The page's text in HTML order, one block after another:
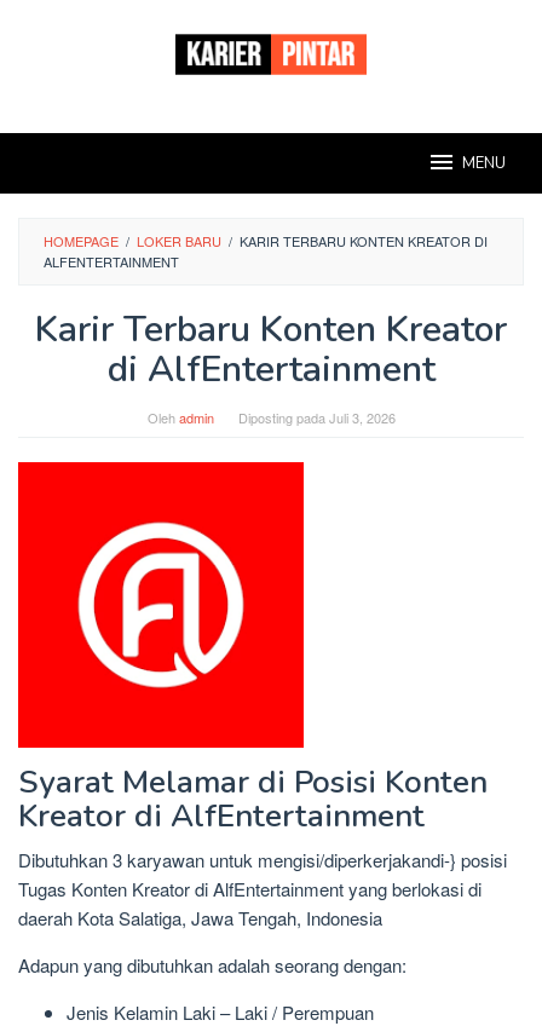
MENU
HOMEPAGE / LOKER BARU / KARIR TERBARU KONTEN KREATOR DI
ALFENTERTAINMENT
Karir Terbaru Konten Kreator
di AlfEntertainment
Olehadmin Diposting pada Juli 3, 2026
Syarat Melamar di Posisi Konten
Kreator di AlfEntertainment
Dibutuhkan 3 karyawan untuk mengisi/diperkerjakandi-} posisi
Tugas Konten Kreator di AlfEntertainment yang berlokasi di
daerah Kota Salatiga, Jawa Tengah, Indonesia
Adapun yang dibutuhkan adalah seorang dengan:
Jenis Kelamin Laki – Laki / Perempuan